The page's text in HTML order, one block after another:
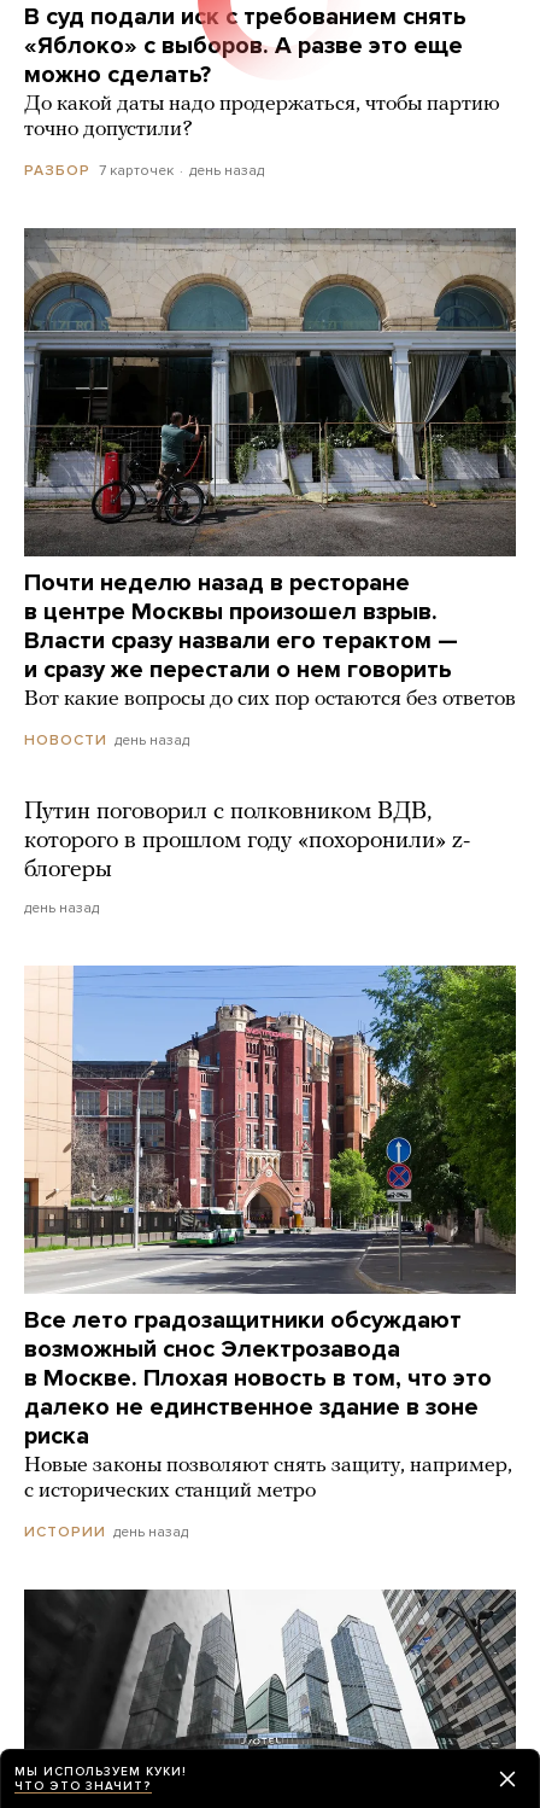
В суд подали иск с требованием снять
«Яблоко» с выборов. А разве это еще
можно сделать?
До какой даты надо продержаться, чтобы партию
точно допустили?
РАЗБОР 7 карточек день назад
Почти неделю назад в ресторане
в центре Москвы произошел взрыв.
Власти сразу назвали его терактом —
и сразу же перестали о нем говорить
Вот какие вопросы до сих пор остаются без ответов
НОВОСТИ день назад
Путин поговорил с полковником ВДВ,
которого в прошлом году «похоронили» z-
блогеры
день назад
Все лето градозащитники обсуждают
возможный снос Электрозавода
в Москве. Плохая новость в том, что это
далеко не единственное здание в зоне
риска
Новые законы позволяют снять защиту, например,
с исторических станций метро
ИСТОРИИ день назад
МЫ ИСПОЛЬЗУЕМ КУКИ!
ЧТО ЭТО ЗНАЧИТ?